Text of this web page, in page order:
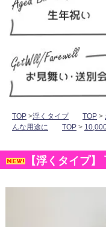
TOP >浮くタイプ TOP >
んな用途に
TOP >
【浮くタイプ